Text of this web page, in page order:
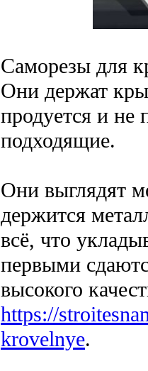
Саморезы для
Они держат
продуется и не
подходящие.
Они выглядят
держится
всё, что
первыми
высокого
https://
krovelnye.